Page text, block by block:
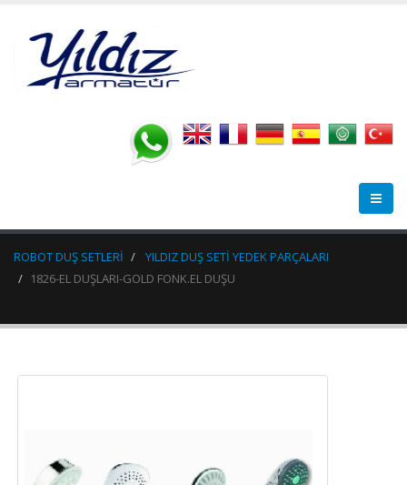
ROBOT DUŞ SETLERİ
YILDIZ DUŞ SETİ YEDEK PARÇALARI
1826-EL DUŞLARI-GOLD FONK.EL DUŞU